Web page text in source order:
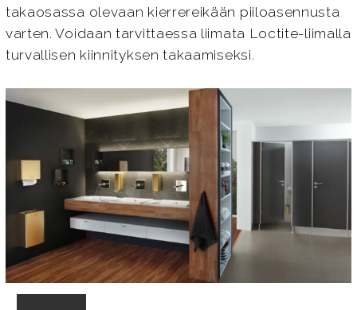
takaosassa olevaan kierrereikään piiloasennusta
varten. Voidaan tarvittaessa liimata Loctite-liimalla
turvallisen kiinnityksen takaamiseksi.